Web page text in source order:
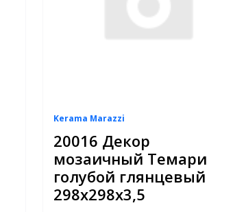
Kerama Marazzi
20016 Декор
мозаичный Темари
голубой глянцевый
298х298х3,5